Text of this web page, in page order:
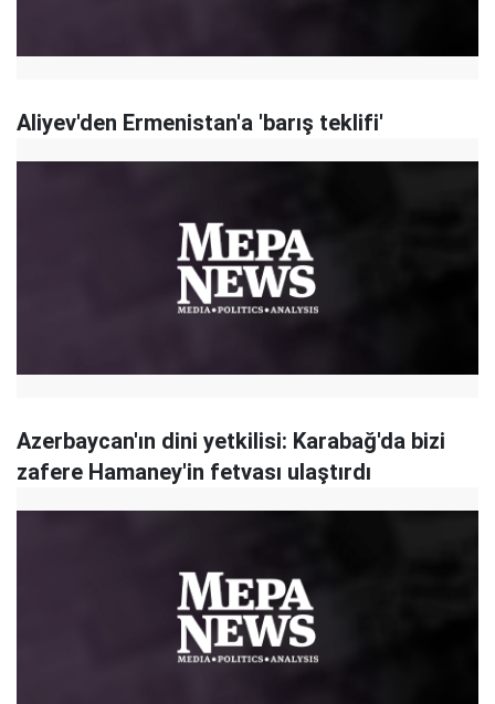
Aliyev'den Ermenistan'a 'barış teklifi'
Azerbaycan'ın dini yetkilisi: Karabağ'da bizi
zafere Hamaney'in fetvası ulaştırdı